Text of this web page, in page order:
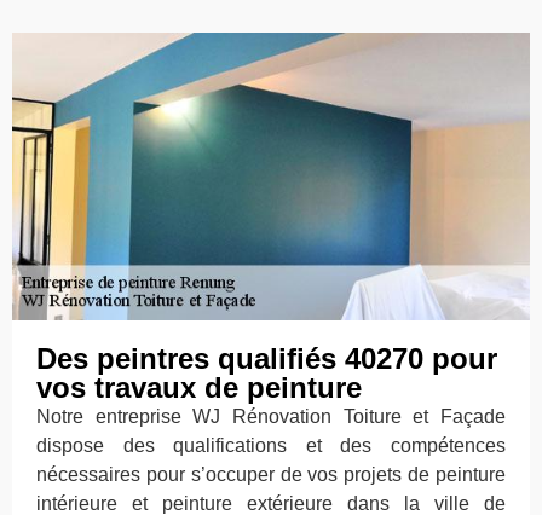
Des peintres qualifiés 40270 pour
vos travaux de peinture
Notre entreprise WJ Rénovation Toiture et Façade
dispose des qualifications et des compétences
nécessaires pour s’occuper de vos projets de peinture
intérieure et peinture extérieure dans la ville de